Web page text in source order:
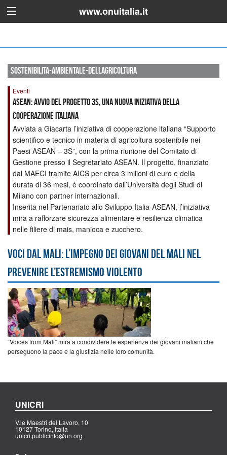
www.onuitalia.it
sostenibilita-ambientale-dellagricoltura
Eventi
ASEAN: Avvio del progetto 3S, una nuova iniziativa della
Cooperazione Italiana
Avviata a Giacarta l’iniziativa di cooperazione italiana “Supporto
scientifico e tecnico in materia di agricoltura sostenibile nei
Paesi ASEAN – 3S”, con la prima riunione del Comitato di
Gestione presso il Segretariato ASEAN. Il progetto, finanziato
dal MAECI tramite AICS per circa 3 milioni di euro e della
durata di 36 mesi, è coordinato dall’Università degli Studi di
Milano con partner internazionali.
Inserita nel Partenariato allo Sviluppo Italia-ASEAN, l’iniziativa
mira a rafforzare sicurezza alimentare e resilienza climatica
nelle filiere di mais, manioca e zucchero.
Voci dal Mali: l’impegno dei giovani del Mali nel
prevenire l’estremismo violento
“Voices from Mali” mira a condividere le esperienze dei giovani maliani che
perseguono la pace e la giustizia nelle loro comunità.
UNICRI
V.le Maestri del Lavoro, 10
10127 Torino, Italia
unicri.publicinfo@un.org